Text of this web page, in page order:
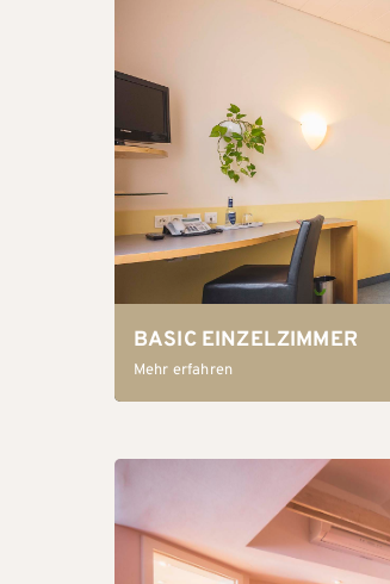
BASIC EINZELZIMMER
Mehr erfahren